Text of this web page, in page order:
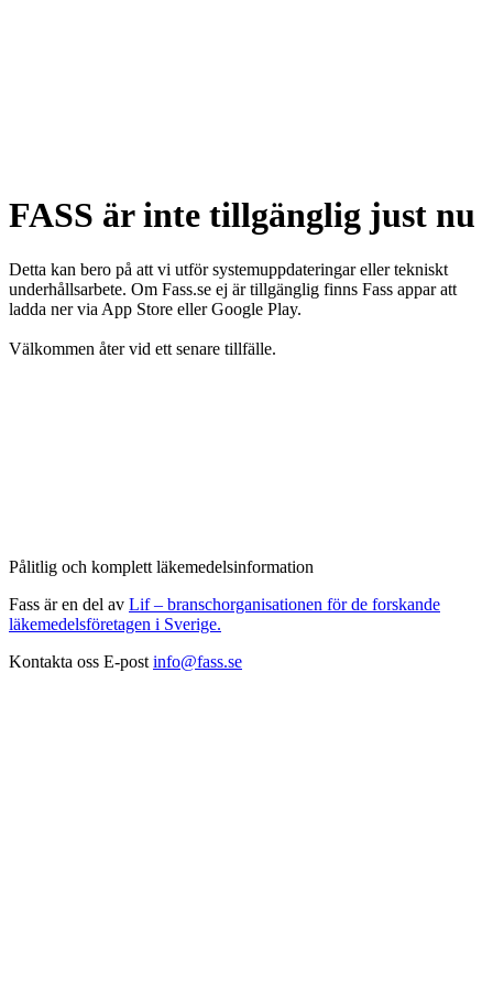
FASS är inte tillgänglig just nu
Detta kan bero på att vi utför systemuppdateringar eller tekniskt
underhållsarbete. Om Fass.se ej är tillgänglig finns Fass appar att
ladda ner via App Store eller Google Play.
Välkommen åter vid ett senare tillfälle.
Pålitlig och komplett läkemedelsinformation
Fass är en del av Lif – branschorganisationen för de forskande
läkemedelsföretagen i Sverige.
Kontakta oss E-post info@fass.se